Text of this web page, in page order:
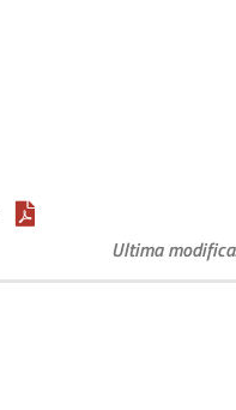
Ultima modifica